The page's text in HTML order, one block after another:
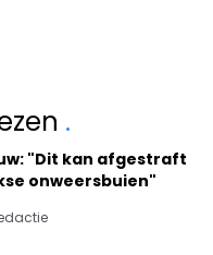
.
"Dit kan afgestraft
onweersbuien"